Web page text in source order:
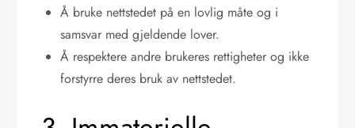
Å bruke nettstedet på en lovlig måte og i
samsvar med gjeldende lover.
Å respektere andre brukeres rettigheter og ikke
forstyrre deres bruk av nettstedet.